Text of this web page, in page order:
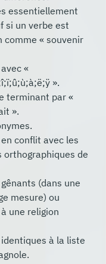
essentiellement
si un verbe est
comme « souvenir
«
».
terminant par «
».
conflit avec les
de
(dans une
mesure) ou
une religion
à la liste